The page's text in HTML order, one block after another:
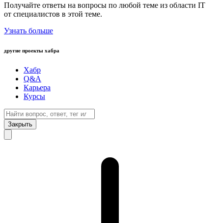
Получайте ответы на вопросы по любой теме из области IT
от специалистов в этой теме.
Узнать больше
другие проекты хабра
Хабр
Q&A
Карьера
Курсы
Закрыть